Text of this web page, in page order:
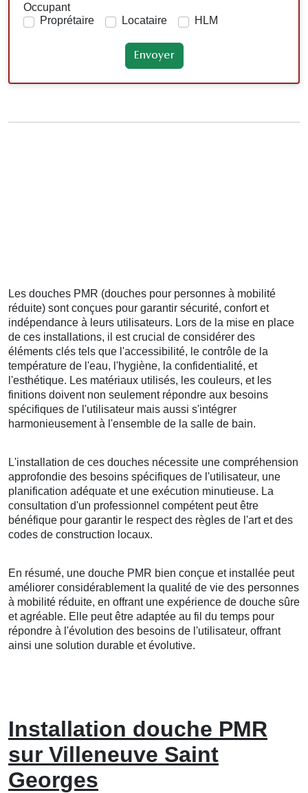
Occupant
Proprétaire
Locataire HLM
Les douches PMR (douches pour personnes à mobilité
réduite) sont conçues pour garantir sécurité, confort et
indépendance à leurs utilisateurs. Lors de la mise en place
de ces installations, il est crucial de considérer des
éléments clés tels que l'accessibilité, le contrôle de la
température de l'eau, l'hygiène, la confidentialité, et
l'esthétique. Les matériaux utilisés, les couleurs, et les
finitions doivent non seulement répondre aux besoins
spécifiques de l'utilisateur mais aussi s'intégrer
harmonieusement à l'ensemble de la salle de bain.
L'installation de ces douches nécessite une compréhension
approfondie des besoins spécifiques de l'utilisateur, une
planification adéquate et une exécution minutieuse. La
consultation d'un professionnel compétent peut être
bénéfique pour garantir le respect des règles de l'art et des
codes de construction locaux.
En résumé, une douche PMR bien conçue et installée peut
améliorer considérablement la qualité de vie des personnes
à mobilité réduite, en offrant une expérience de douche sûre
et agréable. Elle peut être adaptée au fil du temps pour
répondre à l'évolution des besoins de l'utilisateur, offrant
ainsi une solution durable et évolutive.
Installation douche PMR
sur Villeneuve Saint
Georges